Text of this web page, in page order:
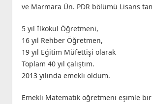
ve Marmara Ün. PDR bölümü Lisans
5 yıl İlkokul Öğretmeni,
16 yıl Rehber Öğretmen,
19 yıl Eğitim Müfettişi olarak
Toplam 40 yıl çalıştım.
2013 yılında emekli oldum.
Emekli Matematik öğretmeni eşimle